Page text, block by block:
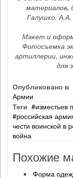
материалов,
Галушко,
Макет и
Фотосъемка
артиллерии,
для
Опубликовано в
Армии
Теги
изместьев
российская
чести воинской в
война
Похожие
Форма